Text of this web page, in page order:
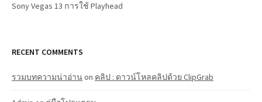
Sony Vegas 13 การใช้ Playhead
RECENT COMMENTS
รวมบทความน่าอ่านon คลิป : ดาวน์โหลคลิปด้วย ClipGrab